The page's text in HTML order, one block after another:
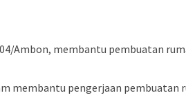
Ambon, membantu pembuatan
membantu pengerjaan